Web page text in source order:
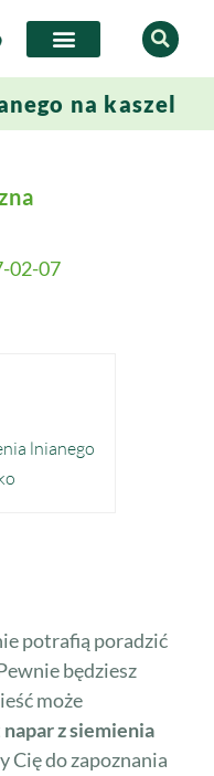
na kaszel
02-07
lnianego
potrafią poradzić
będziesz
może
napar z siemienia
Cię do zapoznania